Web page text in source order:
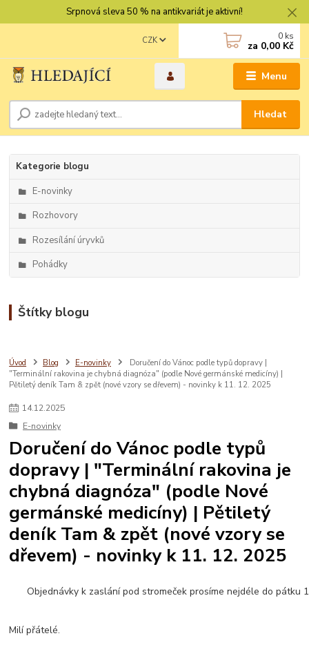
Srpnová sleva 50 % na antikvariát je aktivní!
Menu
CZK
Hledat
0 ks
za 0,00 Kč
Kategorie blogu
E-novinky
Rozhovory
Rozesílání úryvků
Pohádky
Štítky blogu
Úvod Blog E-novinky
Doručení do Vánoc podle typů dopravy |
"Terminální rakovina je chybná diagnóza" (podle Nové germánské medicíny) |
Pětiletý deník Tam & zpět (nové vzory se dřevem) - novinky k 11. 12. 2025
14.12.2025
E-novinky
Doručení do Vánoc podle typů
dopravy | "Terminální rakovina je
chybná diagnóza" (podle Nové
germánské medicíny) | Pětiletý
deník Tam & zpět (nové vzory se
dřevem) - novinky k 11. 12. 2025
Objednávky k zaslání pod stromeček prosíme nejdéle do pátku
Milí přátelé.